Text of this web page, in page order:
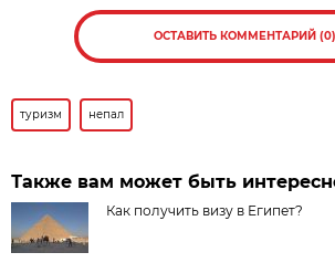
ОСТАВИТЬ КОММЕНТАРИЙ (0)
туризм непал
Также вам может быть
Как получить визу в Египет?